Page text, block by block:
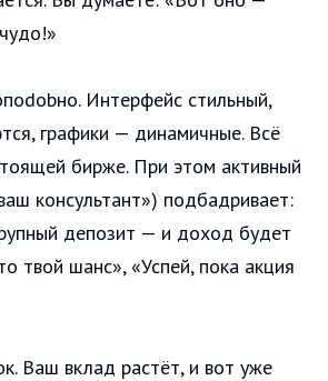
Интерфейс стильный,
графики — динамичные. Всё
бирже. При этом активный
консультант») подбадривает:
депозит — и доход будет
твой шанс», «Успей, пока акция
Ваш вклад растёт, и вот уже